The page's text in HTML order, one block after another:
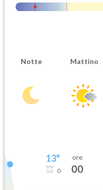
Notte Mattino
13°
0
ore
00